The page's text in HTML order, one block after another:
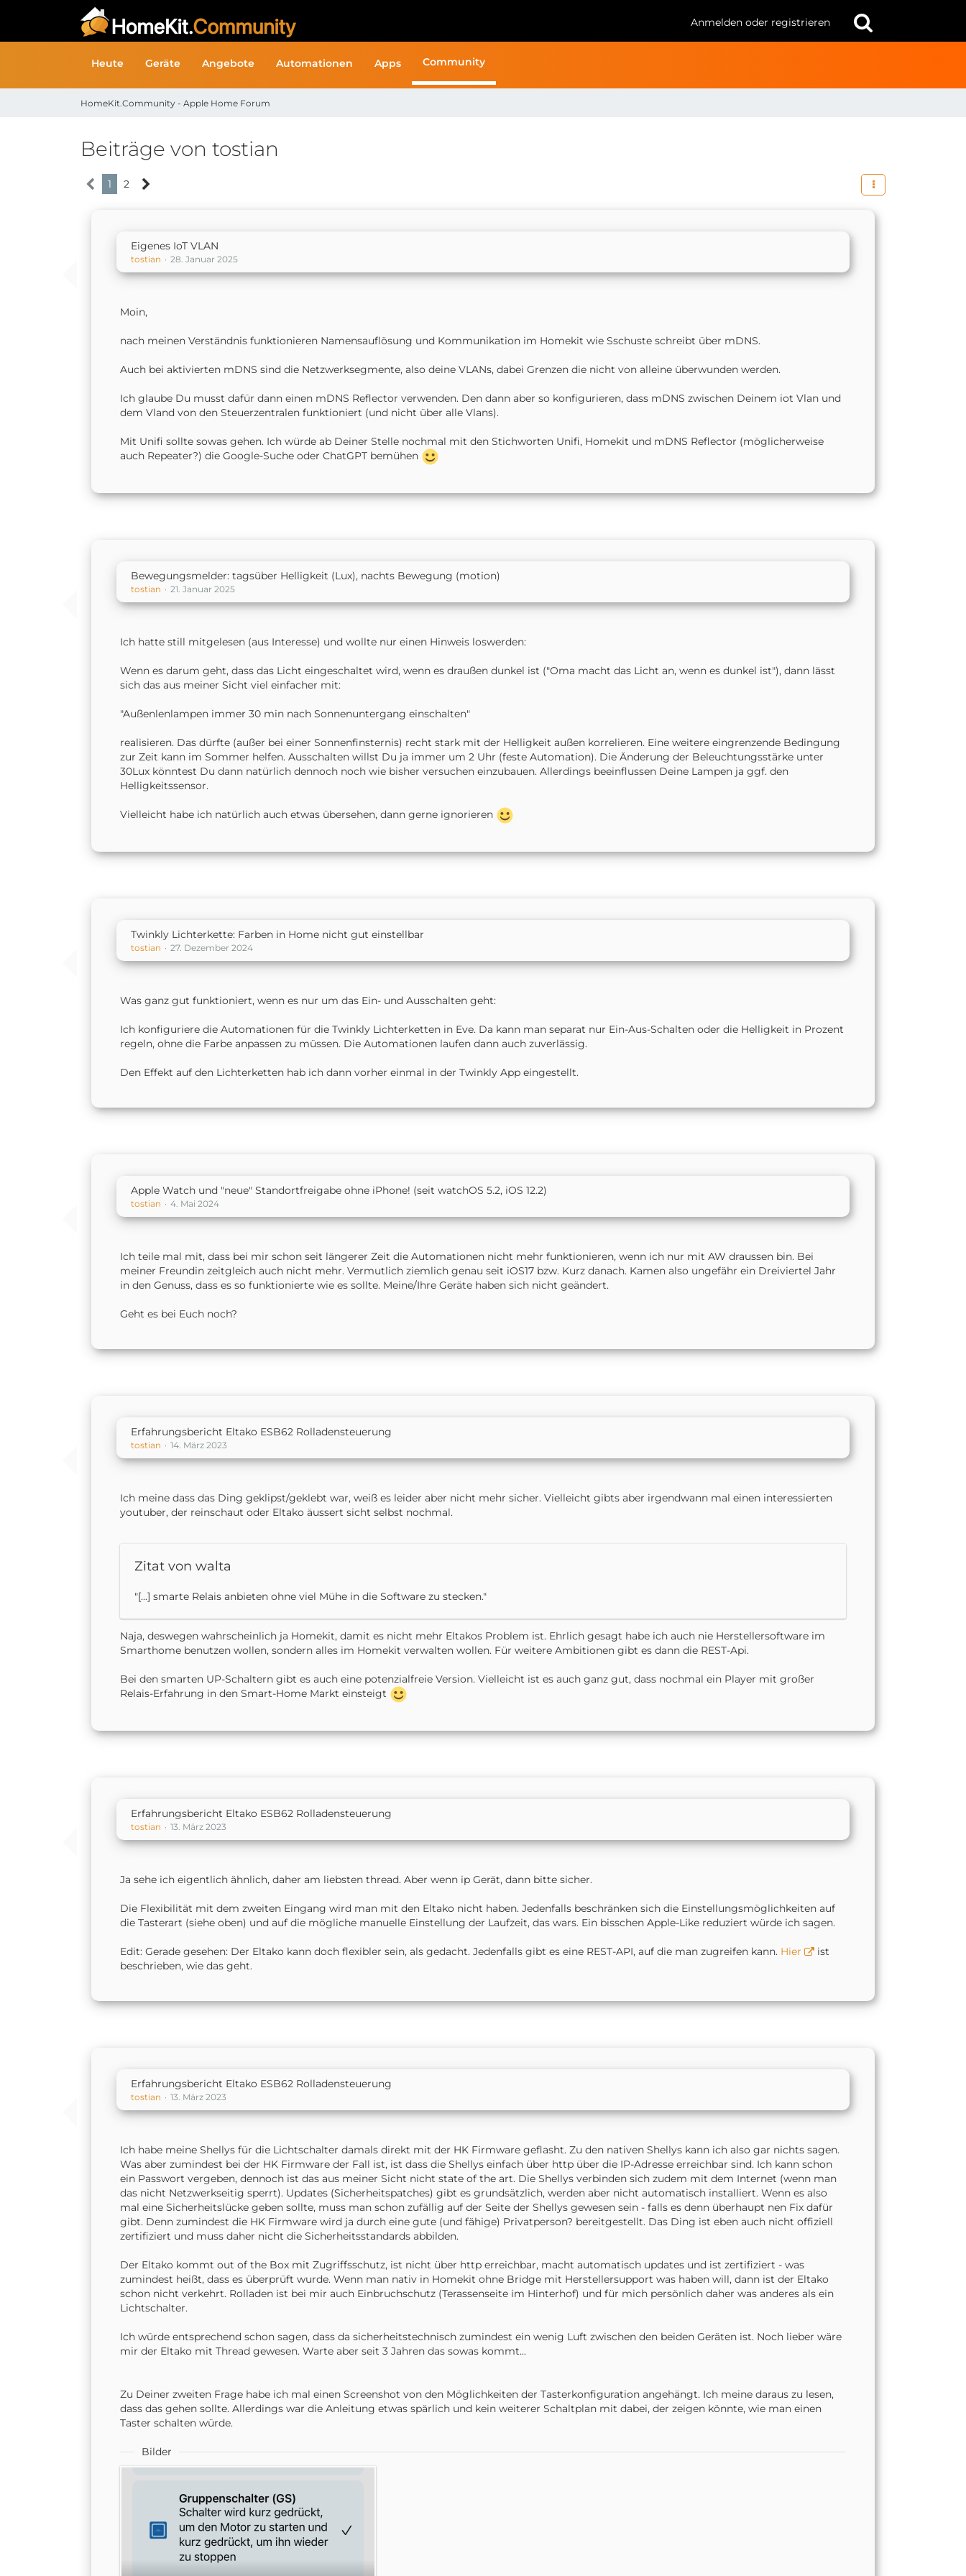
Anmelden oder registrieren
Heute Geräte Angebote Automationen Apps Community
HomeKit.Community - Apple Home Forum
Beiträge von tostian
1 2
Eigenes IoT VLAN
tostian 28. Januar 2025
Moin,
nach meinen Verständnis funktionieren Namensauflösung und Kommunikation im Homekit wie Sschuste schreibt über mDNS.
Auch bei aktivierten mDNS sind die Netzwerksegmente, also deine VLANs, dabei Grenzen die nicht von alleine überwunden werden.
Ich glaube Du musst dafür dann einen mDNS Reflector verwenden. Den dann aber so konfigurieren, dass mDNS zwischen Deinem iot Vlan und
dem Vland von den Steuerzentralen funktioniert (und nicht über alle Vlans).
Mit Unifi sollte sowas gehen. Ich würde ab Deiner Stelle nochmal mit den Stichworten Unifi, Homekit und mDNS Reflector (möglicherweise
auch Repeater?) die Google-Suche oder ChatGPT bemühen
Bewegungsmelder: tagsüber Helligkeit (Lux), nachts Bewegung (motion)
tostian 21. Januar 2025
Ich hatte still mitgelesen (aus Interesse) und wollte nur einen Hinweis loswerden:
Wenn es darum geht, dass das Licht eingeschaltet wird, wenn es draußen dunkel ist ("Oma macht das Licht an, wenn es dunkel ist"), dann lässt
sich das aus meiner Sicht viel einfacher mit:
"Außenlenlampen immer 30 min nach Sonnenuntergang einschalten"
realisieren. Das dürfte (außer bei einer Sonnenfinsternis) recht stark mit der Helligkeit außen korrelieren. Eine weitere eingrenzende Bedingung
zur Zeit kann im Sommer helfen. Ausschalten willst Du ja immer um 2 Uhr (feste Automation). Die Änderung der Beleuchtungsstärke unter
30Lux könntest Du dann natürlich dennoch noch wie bisher versuchen einzubauen. Allerdings beeinflussen Deine Lampen ja ggf. den
Helligkeitssensor.
Vielleicht habe ich natürlich auch etwas übersehen, dann gerne ignorieren
Twinkly Lichterkette: Farben in Home nicht gut einstellbar
tostian 27. Dezember 2024
Was ganz gut funktioniert, wenn es nur um das Ein- und Ausschalten geht:
Ich konfiguriere die Automationen für die Twinkly Lichterketten in Eve. Da kann man separat nur Ein-Aus-Schalten oder die Helligkeit in Prozent
regeln, ohne die Farbe anpassen zu müssen. Die Automationen laufen dann auch zuverlässig.
Den Effekt auf den Lichterketten hab ich dann vorher einmal in der Twinkly App eingestellt.
Apple Watch und "neue" Standortfreigabe ohne iPhone! (seit watchOS 5.2, iOS 12.2)
tostian 4. Mai 2024
Ich teile mal mit, dass bei mir schon seit längerer Zeit die Automationen nicht mehr funktionieren, wenn ich nur mit AW draussen bin. Bei
meiner Freundin zeitgleich auch nicht mehr. Vermutlich ziemlich genau seit iOS17 bzw. Kurz danach. Kamen also ungefähr ein Dreiviertel Jahr
in den Genuss, dass es so funktionierte wie es sollte. Meine/Ihre Geräte haben sich nicht geändert.
Geht es bei Euch noch?
Erfahrungsbericht Eltako ESB62 Rolladensteuerung
tostian 14. März 2023
Ich meine dass das Ding geklipst/geklebt war, weiß es leider aber nicht mehr sicher. Vielleicht gibts aber irgendwann mal einen interessierten
youtuber, der reinschaut oder Eltako äussert sicht selbst nochmal.
Zitat von walta
"[...] smarte Relais anbieten ohne viel Mühe in die Software zu stecken."
Naja, deswegen wahrscheinlich ja Homekit, damit es nicht mehr Eltakos Problem ist. Ehrlich gesagt habe ich auch nie Herstellersoftware im
Smarthome benutzen wollen, sondern alles im Homekit verwalten wollen. Für weitere Ambitionen gibt es dann die REST-Api.
Bei den smarten UP-Schaltern gibt es auch eine potenzialfreie Version. Vielleicht ist es auch ganz gut, dass nochmal ein Player mit großer
Relais-Erfahrung in den Smart-Home Markt einsteigt
Erfahrungsbericht Eltako ESB62 Rolladensteuerung
tostian 13. März 2023
Ja sehe ich eigentlich ähnlich, daher am liebsten thread. Aber wenn ip Gerät, dann bitte sicher.
Die Flexibilität mit dem zweiten Eingang wird man mit den Eltako nicht haben. Jedenfalls beschränken sich die Einstellungsmöglichkeiten auf
die Tasterart (siehe oben) und auf die mögliche manuelle Einstellung der Laufzeit, das wars. Ein bisschen Apple-Like reduziert würde ich sagen.
Edit: Gerade gesehen: Der Eltako kann doch flexibler sein, als gedacht. Jedenfalls gibt es eine REST-API, auf die man zugreifen kann. Hier
ist
beschrieben, wie das geht.
Erfahrungsbericht Eltako ESB62 Rolladensteuerung
tostian 13. März 2023
Ich habe meine Shellys für die Lichtschalter damals direkt mit der HK Firmware geflasht. Zu den nativen Shellys kann ich also gar nichts sagen.
Was aber zumindest bei der HK Firmware der Fall ist, ist dass die Shellys einfach über http über die IP-Adresse erreichbar sind. Ich kann schon
ein Passwort vergeben, dennoch ist das aus meiner Sicht nicht state of the art. Die Shellys verbinden sich zudem mit dem Internet (wenn man
das nicht Netzwerkseitig sperrt). Updates (Sicherheitspatches) gibt es grundsätzlich, werden aber nicht automatisch installiert. Wenn es also
mal eine Sicherheitslücke geben sollte, muss man schon zufällig auf der Seite der Shellys gewesen sein - falls es denn überhaupt nen Fix dafür
gibt. Denn zumindest die HK Firmware wird ja durch eine gute (und fähige) Privatperson? bereitgestellt. Das Ding ist eben auch nicht offiziell
zertifiziert und muss daher nicht die Sicherheitsstandards abbilden.
Der Eltako kommt out of the Box mit Zugriffsschutz, ist nicht über http erreichbar, macht automatisch updates und ist zertifiziert - was
zumindest heißt, dass es überprüft wurde. Wenn man nativ in Homekit ohne Bridge mit Herstellersupport was haben will, dann ist der Eltako
schon nicht verkehrt. Rolladen ist bei mir auch Einbruchschutz (Terassenseite im Hinterhof) und für mich persönlich daher was anderes als ein
Lichtschalter.
Ich würde entsprechend schon sagen, dass da sicherheitstechnisch zumindest ein wenig Luft zwischen den beiden Geräten ist. Noch lieber wäre
mir der Eltako mit Thread gewesen. Warte aber seit 3 Jahren das sowas kommt...
Zu Deiner zweiten Frage habe ich mal einen Screenshot von den Möglichkeiten der Tasterkonfiguration angehängt. Ich meine daraus zu lesen,
dass das gehen sollte. Allerdings war die Anleitung etwas spärlich und kein weiterer Schaltplan mit dabei, der zeigen könnte, wie man einen
Taster schalten würde.
Bilder